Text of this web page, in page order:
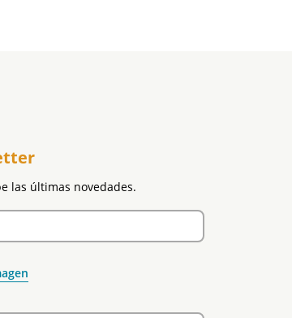
las últimas novedades.